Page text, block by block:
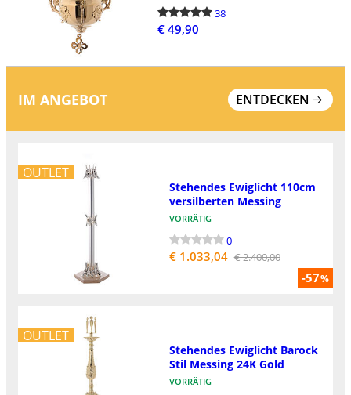
38
€ 49,90
IM ANGEBOT ENTDECKEN
OUTLET
-57%
Stehendes Ewiglicht 110cm
versilberten Messing
VORRÄTIG
0
€ 1.033,04 € 2.400,00
OUTLET
Stehendes Ewiglicht Barock
Stil Messing 24K Gold
VORRÄTIG